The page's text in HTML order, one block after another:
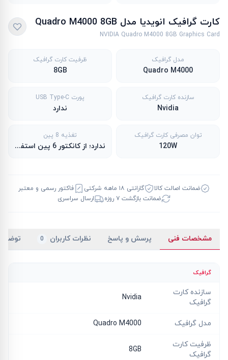
کارت گرافیک انویدیا مدل Quadro M4000 8GB
NVIDIA Quadro M4000 8GB Graphics Card
مدل گرافیک
Quadro M4000
ظرفیت کارت گرافیک
8GB
سازنده کارت گرافیک
Nvidia
پورت USB Type-C
ندارد
توان مصرفی کارت گرافیک
120W
تغذیه 8 پین
ندارد؛ از کانکتور 6 پین استفاده می‌کند.
ضمانت اصالت کالا گارانتی ۱۸ ماهه شرکتی
فاکتور رسمی و معتبر
ضمانت بازگشت ۷ روزه
ارسال سراسری
مشخصات فنی پرسش و پاسخ نظرات کاربران 0
گرافیک
سازنده کارت
گرافیک
Nvidia
مدل گرافیک Quadro M4000
ظرفیت کارت
گرافیک
8GB